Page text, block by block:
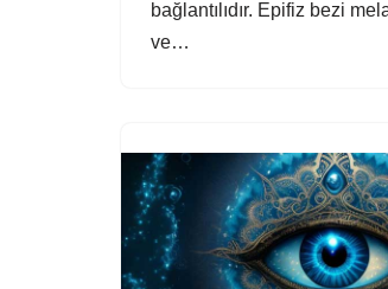
bağlantılıdır. Epifiz bezi
ve…